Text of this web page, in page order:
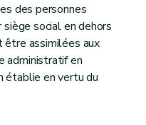
des personnes
social en dehors
être assimilées aux
administratif en
établie en vertu du